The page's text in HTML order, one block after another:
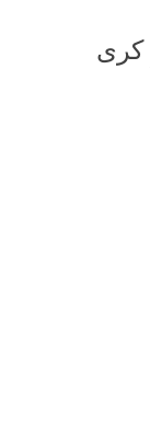
کری